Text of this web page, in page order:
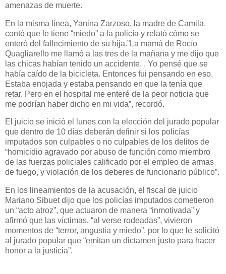
amenazas de muerte.
En la misma línea, Yanina Zarzoso, la madre de Camila,
contó que le tiene “miedo” a la policía y relató cómo se
enteró del fallecimiento de su hija.”La mamá de Rocío
Quagliarello me llamó a las tres de la mañana y me dijo que
las chicas habían tenido un accidente. . Yo pensé que se
había caído de la bicicleta. Entonces fui pensando en eso.
Estaba enojada y estaba pensando en que la tenía que
retar. Pero en el hospital me enteré de la peor noticia que
me podrían haber dicho en mi vida”, recordó.
El juicio se inició el lunes con la elección del jurado popular
que dentro de 10 días deberán definir si los policías
imputados son culpables o no culpables de los delitos de
“homicidio agravado por abuso de función como miembro
de las fuerzas policiales calificado por el empleo de armas
de fuego, y violación de los deberes de funcionario público”.
En los lineamientos de la acusación, el fiscal de juicio
Mariano Sibuet dijo que los policías imputados cometieron
un “acto atroz”, que actuaron de manera “inmotivada” y
afirmó que las víctimas, “al verse rodeadas”, vivieron
momentos de “terror, angustia y miedo”, por lo que le solicitó
al jurado popular que “emitan un dictamen justo para hacer
honor a la justicia”.